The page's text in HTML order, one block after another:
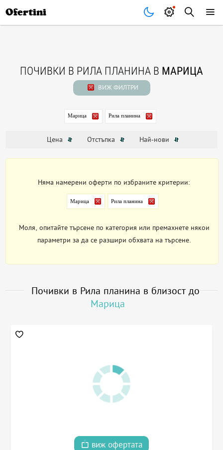
Ofertini
ПОЧИВКИ В РИЛА ПЛАНИНА В МАРИЦА
ВИЖ ФИЛТРИ
Марица Рила планина
Цена Отстъпка Най-нови
Няма намерени оферти по избраните критерии:
Марица Рила планина
Моля, опитайте търсене по категория или премахнете някои
параметри за да се разшири обхвата на търсене.
Почивки в Рила планина в близост до
Марица
виж офертата